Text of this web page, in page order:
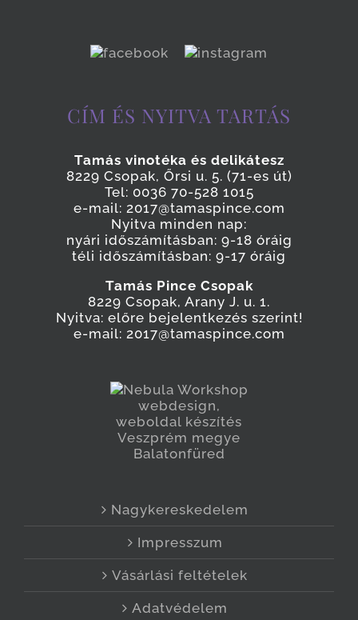
CÍM ÉS NYITVA TARTÁS
Tamás vinotéka és delikátesz
8229 Csopak, Őrsi u. 5. (71-es út)
Tel: 0036 70-528 1015
e-mail: 2017@tamaspince.com
Nyitva minden nap:
nyári időszámításban: 9-18 óráig
téli időszámításban: 9-17 óráig
Tamás Pince Csopak
8229 Csopak, Arany J. u. 1.
Nyitva: előre bejelentkezés szerint!
e-mail: 2017@tamaspince.com
Nagykereskedelem
Impresszum
Vásárlási feltételek
Adatvédelem